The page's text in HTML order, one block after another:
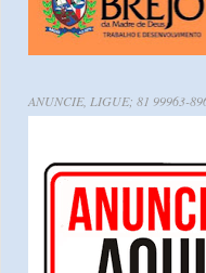
ANUNCIE, LIGUE; 81 99963-